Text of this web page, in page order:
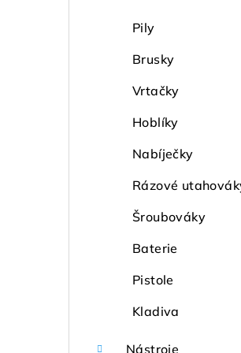
Pily
Brusky
Vrtačky
Hoblíky
Nabíječky
Rázové
Šroubováky
Baterie
Pistole
Kladiva
Nástroje